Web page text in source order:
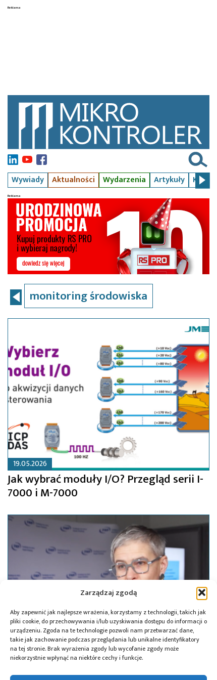
Zarządzaj zgodą
Aby zapewnić jak najlepsze wrażenia, korzystamy z technologii, takich jak
pliki cookie, do przechowywania i/lub uzyskiwania dostępu do informacji o
urządzeniu. Zgoda na te technologie pozwoli nam przetwarzać dane,
takie jak zachowanie podczas przeglądania lub unikalne identyfikatory
na tej stronie. Brak wyrażenia zgody lub wycofanie zgody może
niekorzystnie wpłynąć na niektóre cechy i funkcje.
Wywiady Aktualności Wydarzenia Artykuły Kursy
monitoring środowiska
19.05.2026
Jak wybrać moduły I/O? Przegląd serii I-
7000 i M-7000
27.02.2026
Dziesięć zespołów naukowców